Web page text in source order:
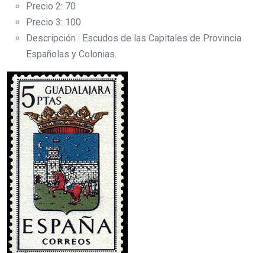
Precio 2: 70
Precio 3: 100
Descripción : Escudos de las Capitales de Provincia
Españolas y Colonias.